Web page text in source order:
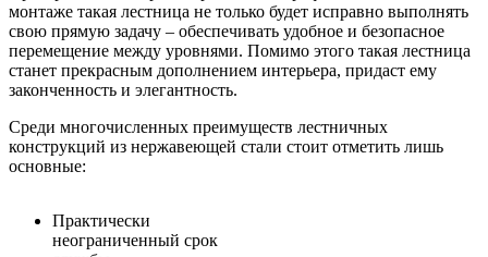
монтаже такая лестница не только будет исправно выполнять
свою прямую задачу – обеспечивать удобное и безопасное
перемещение между уровнями. Помимо этого такая лестница
станет прекрасным дополнением интерьера, придаст ему
законченность и элегантность.
Среди многочисленных преимуществ лестничных
конструкций из нержавеющей стали стоит отметить лишь
основные:
Практически
неограниченный срок